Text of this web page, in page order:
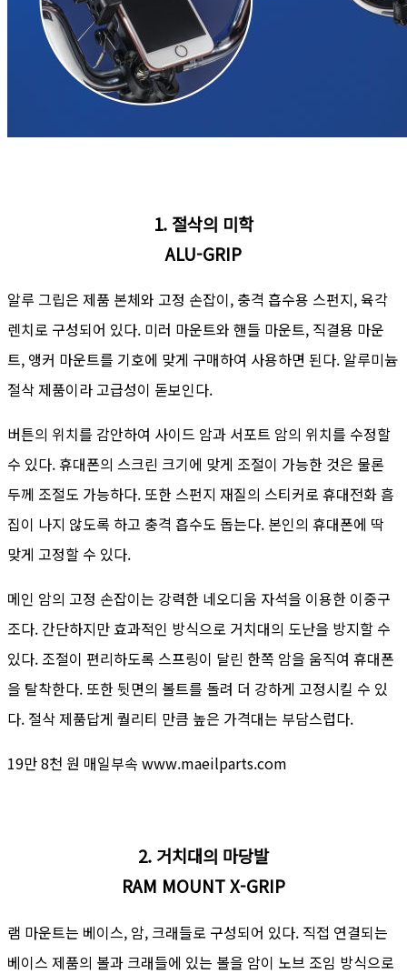
1. 절삭의 미학
ALU-GRIP
알루 그립은 제품 본체와 고정 손잡이, 충격 흡수용 스펀지, 육각
렌치로 구성되어 있다. 미러 마운트와 핸들 마운트, 직결용 마운
트, 앵커 마운트를 기호에 맞게 구매하여 사용하면 된다. 알루미늄
절삭 제품이라 고급성이 돋보인다.
버튼의 위치를 감안하여 사이드 암과 서포트 암의 위치를 수정할
수 있다. 휴대폰의 스크린 크기에 맞게 조절이 가능한 것은 물론
두께 조절도 가능하다. 또한 스펀지 재질의 스티커로 휴대전화 흠
집이 나지 않도록 하고 충격 흡수도 돕는다. 본인의 휴대폰에 딱
맞게 고정할 수 있다.
메인 암의 고정 손잡이는 강력한 네오디움 자석을 이용한 이중구
조다. 간단하지만 효과적인 방식으로 거치대의 도난을 방지할 수
있다. 조절이 편리하도록 스프링이 달린 한쪽 암을 움직여 휴대폰
을 탈착한다. 또한 뒷면의 볼트를 돌려 더 강하게 고정시킬 수 있
다. 절삭 제품답게 퀄리티 만큼 높은 가격대는 부담스럽다.
19만 8천 원 매일부속 www.maeilparts.com
2. 거치대의 마당발
RAM MOUNT X-GRIP
램 마운트는 베이스, 암, 크래들로 구성되어 있다. 직접 연결되는
베이스 제품의 볼과 크래들에 있는 볼을 암이 노브 조임 방식으로